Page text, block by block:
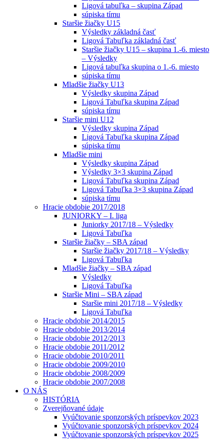
Ligová tabuľka – skupina Západ
súpiska tímu
Staršie žiačky U15
Výsledky základná časť
Ligová Tabuľka základná časť
Staršie žiačky U15 – skupina 1.-6. miesto
– Výsledky
Ligová tabuľka skupina o 1.-6. miesto
súpiska tímu
Mladšie žiačky U13
Výsledky skupina Západ
Ligová Tabuľka skupina Západ
súpiska tímu
Staršie mini U12
Výsledky skupina Západ
Ligová Tabuľka skupina Západ
súpiska tímu
Mladšie mini
Výsledky skupina Západ
Výsledky 3×3 skupina Západ
Ligová Tabuľka skupina Západ
Ligová Tabuľka 3×3 skupina Západ
súpiska tímu
Hracie obdobie 2017/2018
JUNIORKY – I. liga
Juniorky 2017/18 – Výsledky
Ligová Tabuľka
Staršie žiačky – SBA západ
Staršie žiačky 2017/18 – Výsledky
Ligová Tabuľka
Mladšie žiačky – SBA západ
Výsledky
Ligová Tabuľka
Staršie Mini – SBA západ
Staršie mini 2017/18 – Výsledky
Ligová Tabuľka
Hracie obdobie 2014/2015
Hracie obdobie 2013/2014
Hracie obdobie 2012/2013
Hracie obdobie 2011/2012
Hracie obdobie 2010/2011
Hracie obdobie 2009/2010
Hracie obdobie 2008/2009
Hracie obdobie 2007/2008
O NÁS
HISTÓRIA
Zverejňované údaje
Vyúčtovanie sponzorských príspevkov 2023
Vyúčtovanie sponzorských príspevkov 2024
Vyúčtovanie sponzorských príspevkov 2025